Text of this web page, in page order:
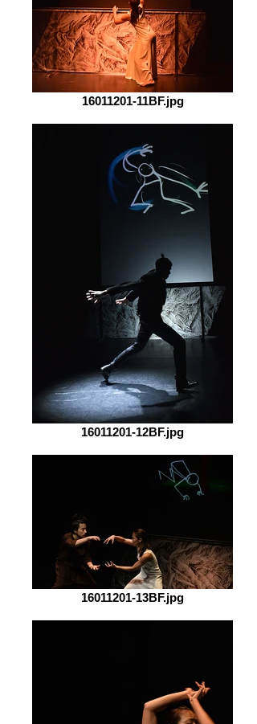
16011201-11BF.jpg
16011201-12BF.jpg
16011201-13BF.jpg